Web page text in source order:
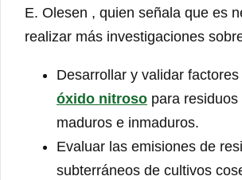
E. Olesen , quien señala que es
realizar más investigaciones
Desarrollar y validar
óxido nitroso para
maduros e inmaduros.
Evaluar las emisiones de
subterráneos de cultivos